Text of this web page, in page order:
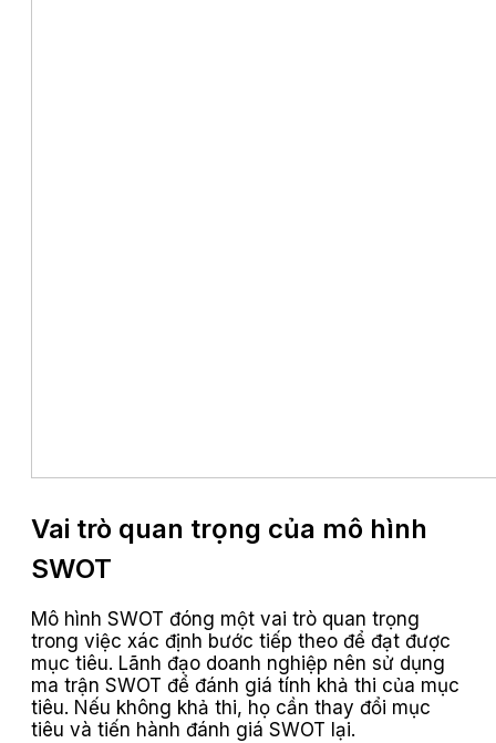
Vai trò quan trọng của mô hình
SWOT
Mô hình SWOT đóng một vai trò quan trọng
trong việc xác định bước tiếp theo để đạt được
mục tiêu. Lãnh đạo doanh nghiệp nên sử dụng
ma trận SWOT để đánh giá tính khả thi của mục
tiêu. Nếu không khả thi, họ cần thay đổi mục
tiêu và tiến hành đánh giá SWOT lại.